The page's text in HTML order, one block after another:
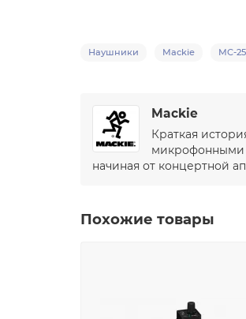
Наушники Mackie MC-
Mackie
Краткая
микрофонными
начиная от концертной
Похожие товары